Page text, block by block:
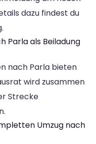
dazu findest du
Parla als Beiladung
nach Parla bieten
wird zusammen
Strecke
Umzug nach